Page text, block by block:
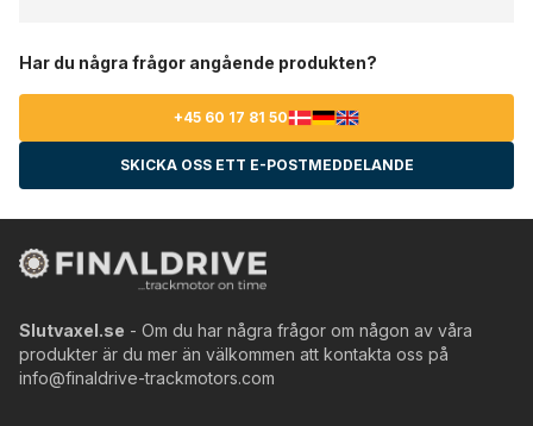
Har du några frågor angående produkten?
+45 60 17 81 50
SKICKA OSS ETT E-POSTMEDDELANDE
Slutvaxel.se - Om du har några frågor om någon av våra
produkter är du mer än välkommen att kontakta oss på
info@finaldrive-trackmotors.com